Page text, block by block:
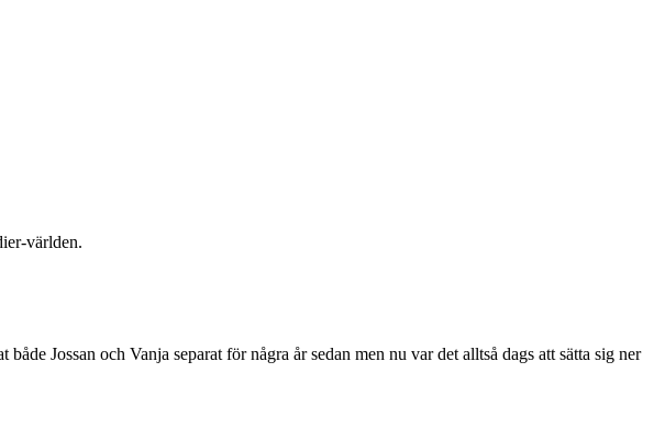
världen.
både Jossan och Vanja separat för några år sedan men nu var det alltså dags att sätta sig ner